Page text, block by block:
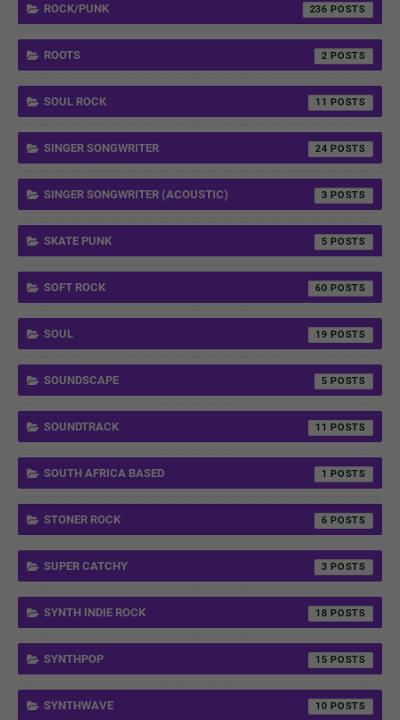
ROCK/PUNK 236
ROOTS 2
SOUL ROCK 11
SINGER SONGWRITER 24
SINGER SONGWRITER (ACOUSTIC) 3
SKATE PUNK 5
SOFT ROCK 60
SOUL 19
SOUNDSCAPE 5
SOUNDTRACK 11
SOUTH AFRICA BASED 1
STONER ROCK 6
SUPER CATCHY 3
SYNTH INDIE ROCK 18
SYNTHPOP 15
SYNTHWAVE 10